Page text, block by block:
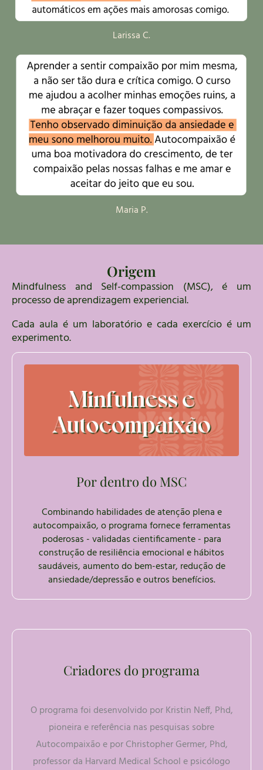
Larissa C.
Maria P.
Origem
Mindfulness and Self-compassion (MSC), é um
processo de aprendizagem experiencial.
Cada aula é um laboratório e cada exercício é um
experimento.
Por dentro do MSC
Combinando habilidades de atenção plena e
autocompaixão, o programa fornece ferramentas
poderosas - validadas cientificamente - para
construção de resiliência emocional e hábitos
saudáveis, aumento do bem-estar, redução de
ansiedade/depressão e outros benefícios.
Criadores do programa
O programa foi desenvolvido por Kristin Neff, Phd,
pioneira e referência nas pesquisas sobre
Autocompaixão e por Christopher Germer, Phd,
professor da Harvard Medical School e psicólogo